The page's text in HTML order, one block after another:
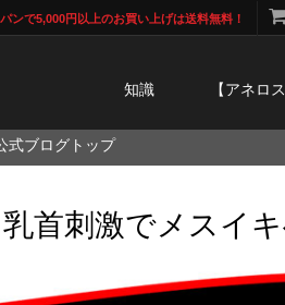
ンで5,000円以上のお買い上げは送料無料！
知識 【アネロ
式ブログトップ
首刺激でメスイ